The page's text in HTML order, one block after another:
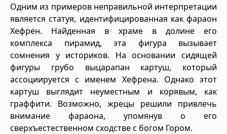
Одним из примеров неправильной интерпретации
является статуя, идентифицированная как фараон
Хефрен. Найденная в храме в долине его
комплекса пирамид, эта фигура вызывает
сомнения у историков. На основании сидящей
фигуры грубо выцарапан картуш, который
ассоциируется с именем Хефрена. Однако этот
картуш выглядит неуместным и корявым, как
граффити. Возможно, жрецы решили привлечь
внимание фараона, упомянув о его
сверхъестественном сходстве с богом Гором.